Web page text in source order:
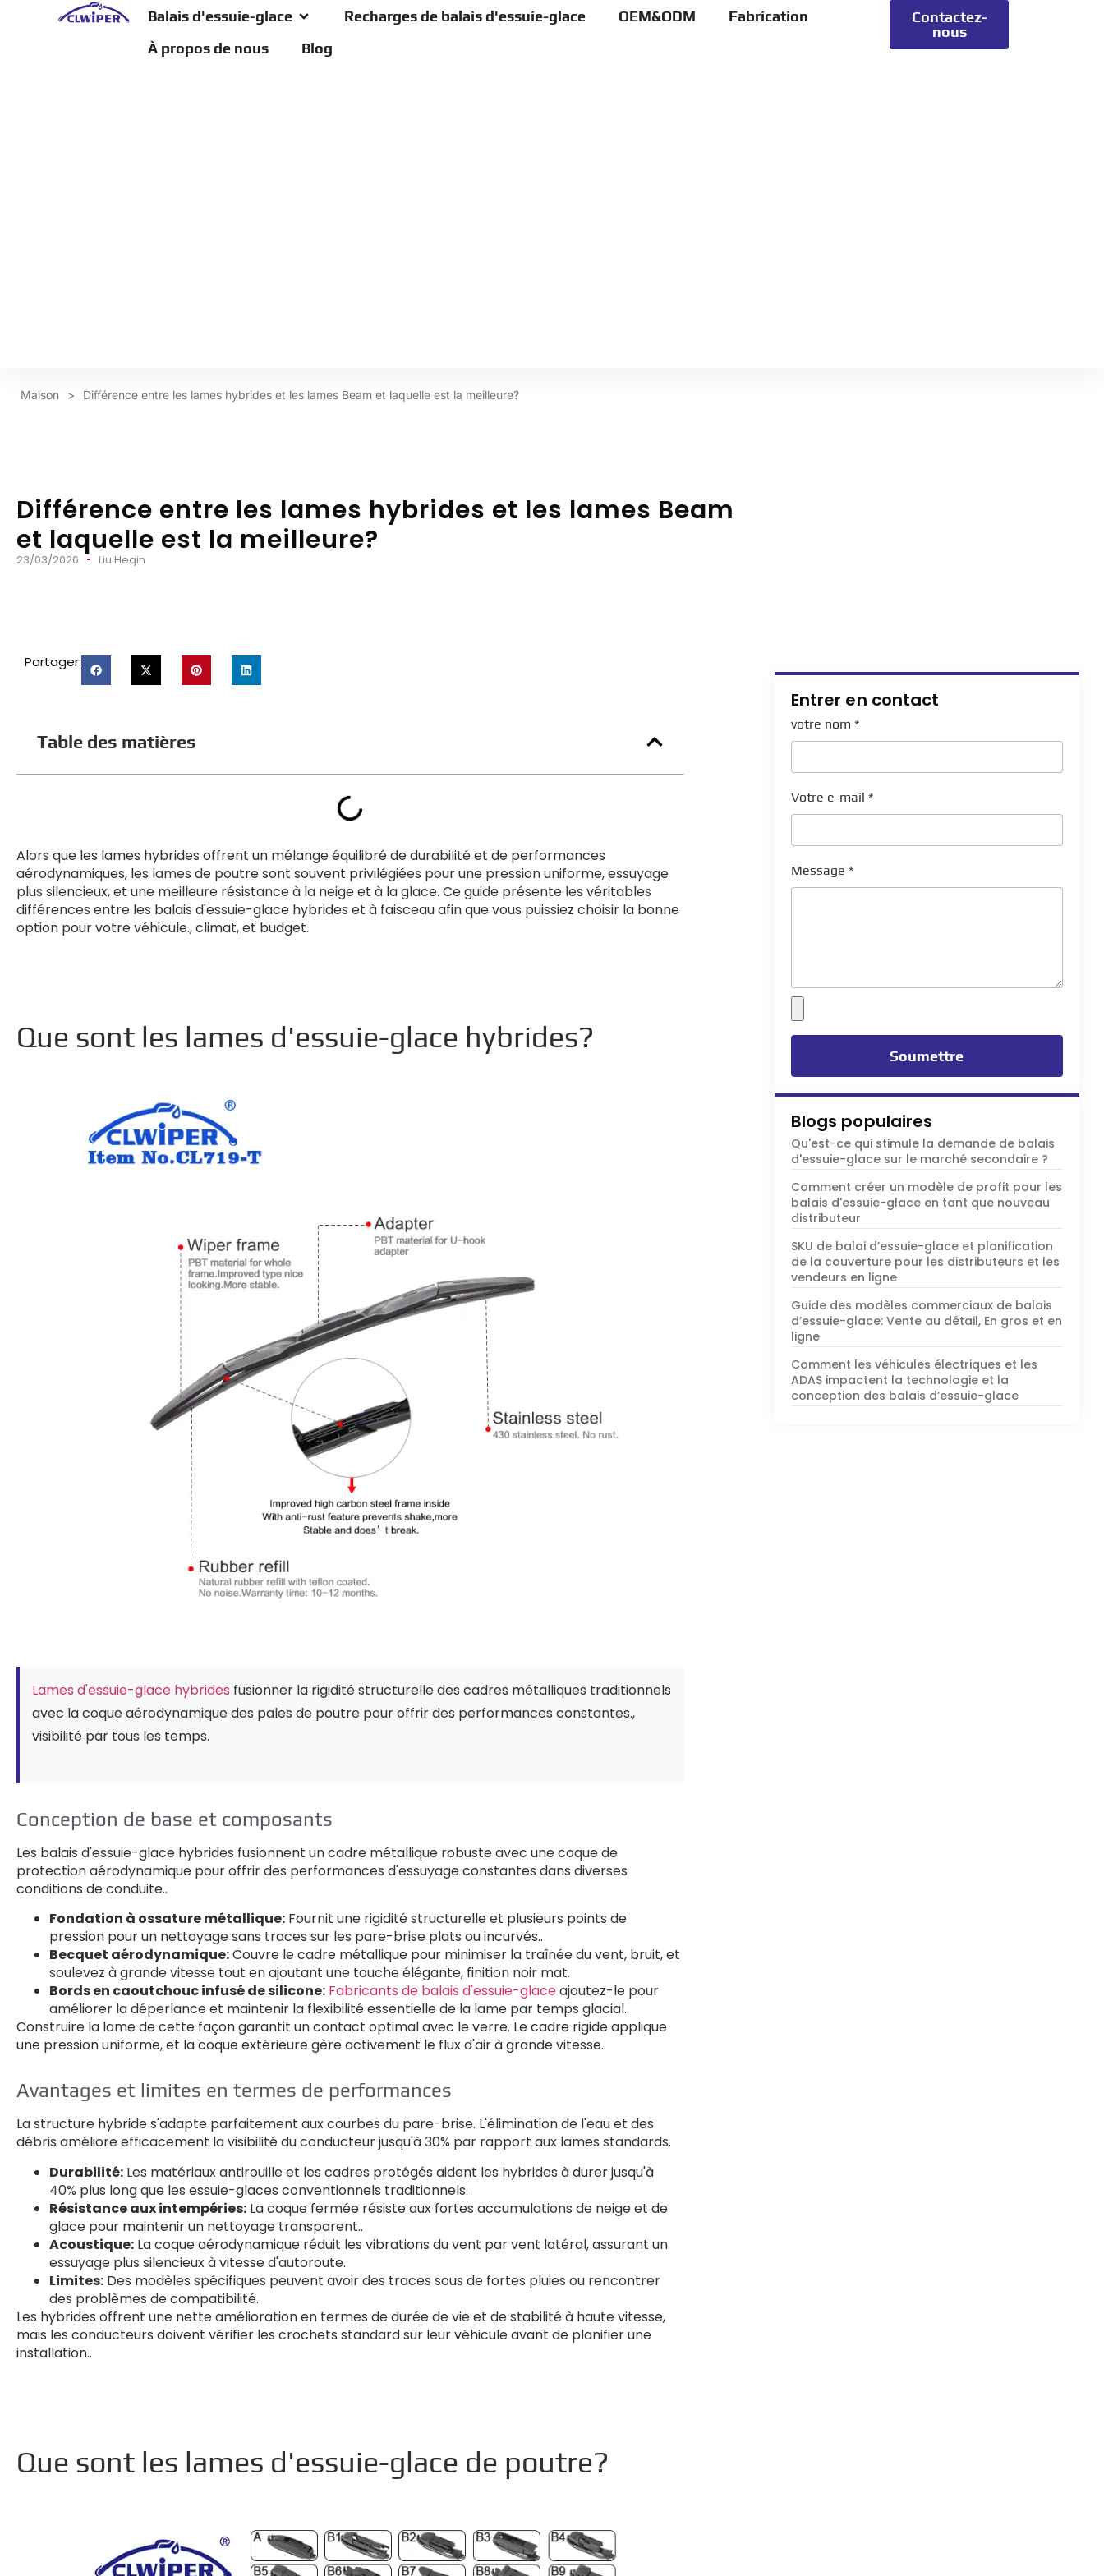
Balais d'essuie-glace Recharges de balais d'essuie-glace OEM&ODM
Fabrication
À propos de nous
Blog
Contactez-
nous
Maison > Différence entre les lames hybrides et les lames Beam et laquelle est la meilleure?
Différence entre les lames hybrides et les lames Beam
et laquelle est la meilleure?
23/03/2026 Liu Heqin
Partager:
Table des matières
Alors que les lames hybrides offrent un mélange équilibré de durabilité et de performances
aérodynamiques, les lames de poutre sont souvent privilégiées pour une pression uniforme, essuyage
plus silencieux, et une meilleure résistance à la neige et à la glace. Ce guide présente les véritables
différences entre les balais d'essuie-glace hybrides et à faisceau afin que vous puissiez choisir la bonne
option pour votre véhicule., climat, et budget.
Que sont les lames d'essuie-glace hybrides?
Lames d'essuie-glace hybrides fusionner la rigidité structurelle des cadres métalliques traditionnels
avec la coque aérodynamique des pales de poutre pour offrir des performances constantes.,
visibilité par tous les temps.
Conception de base et composants
Les balais d'essuie-glace hybrides fusionnent un cadre métallique robuste avec une coque de
protection aérodynamique pour offrir des performances d'essuyage constantes dans diverses
conditions de conduite..
Fondation à ossature métallique: Fournit une rigidité structurelle et plusieurs points de
pression pour un nettoyage sans traces sur les pare-brise plats ou incurvés..
Becquet aérodynamique:Couvre le cadre métallique pour minimiser la traînée du vent, bruit, et
soulevez à grande vitesse tout en ajoutant une touche élégante, finition noir mat.
Bords en caoutchouc infusé de silicone: Fabricants de balais d'essuie-glaceajoutez-le pour
améliorer la déperlance et maintenir la flexibilité essentielle de la lame par temps glacial..
Construire la lame de cette façon garantit un contact optimal avec le verre. Le cadre rigide applique
une pression uniforme, et la coque extérieure gère activement le flux d'air à grande vitesse.
Avantages et limites en termes de performances
La structure hybride s'adapte parfaitement aux courbes du pare-brise. L'élimination de l'eau et des
débris améliore efficacement la visibilité du conducteur jusqu'à 30% par rapport aux lames standards.
Durabilité: Les matériaux antirouille et les cadres protégés aident les hybrides à durer jusqu'à
40% plus long que les essuie-glaces conventionnels traditionnels.
Résistance aux intempéries: La coque fermée résiste aux fortes accumulations de neige et de
glace pour maintenir un nettoyage transparent..
Acoustique: La coque aérodynamique réduit les vibrations du vent par vent latéral, assurant un
essuyage plus silencieux à vitesse d'autoroute.
Limites: Des modèles spécifiques peuvent avoir des traces sous de fortes pluies ou rencontrer
des problèmes de compatibilité.
Les hybrides offrent une nette amélioration en termes de durée de vie et de stabilité à haute vitesse,
mais les conducteurs doivent vérifier les crochets standard sur leur véhicule avant de planifier une
installation..
Que sont les lames d'essuie-glace de poutre?
Entrer en contact
votre nom *
Votre e-mail *
Message *
Soumettre
Blogs populaires
Qu'est-ce qui stimule la demande de balais
d'essuie-glace sur le marché secondaire ?
Comment créer un modèle de profit pour les
balais d'essuie-glace en tant que nouveau
distributeur
SKU de balai d’essuie-glace et planification
de la couverture pour les distributeurs et les
vendeurs en ligne
Guide des modèles commerciaux de balais
d’essuie-glace: Vente au détail, En gros et en
ligne
Comment les véhicules électriques et les
ADAS impactent la technologie et la
conception des balais d’essuie-glace